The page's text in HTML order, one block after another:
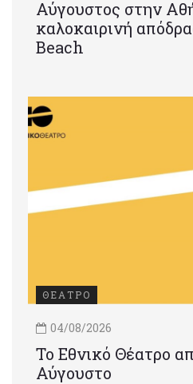
Αύγουστος στην
καλοκαιρινή
Beach
ΘΕΑΤΡΟ
04/08/2026
Το Εθνικό Θέατρο
Αύγουστο